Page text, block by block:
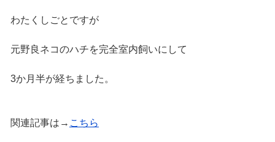
わたくしごとですが
元野良ネコのハチを完全室内飼いにして
3か月半が経ちました。
関連記事は→ こちら